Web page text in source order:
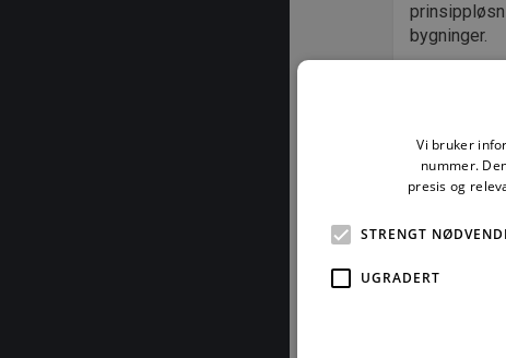
bygninger.
Tilbud
Vi bruker
nummer.
presis og
STRENGT
UGRADERT